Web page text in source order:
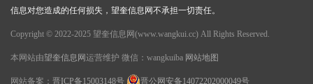
信息对您造成的任何损失，望奎信息网不承担一切责任。
Copyright © 2022-2025 望奎信息网(www.wangkui.cc) All Rights Reserved.
本网站由望奎信息网 运营维护 微信：wangkuiba 网站地图
网站备案： 晋ICP备15003148号 晋公网安备14072202000049号